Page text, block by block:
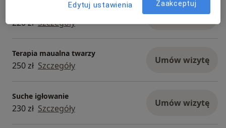
Konsultacja fizjoterapeutyczna
220 zł Szczegóły Umów wizytę
Terapia maualna twarzy
250 zł Szczegóły Umów wizytę
Suche igłowanie
230 zł Szczegóły Umów wizytę
Edytuj ustawienia Zaakceptuj